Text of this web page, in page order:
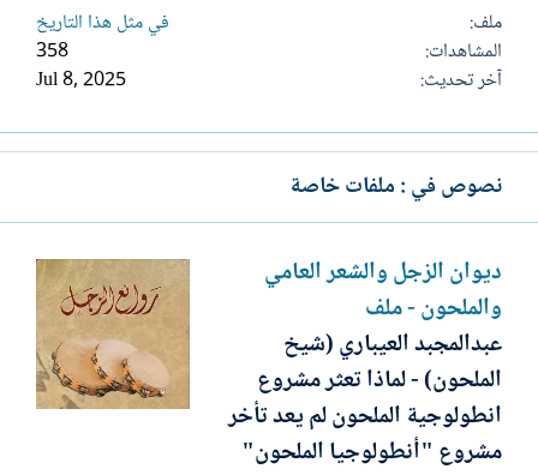
ملف
في مثل هذا التاريخ
المشاهدات
358
آخر تحديث
Jul 8, 2025
نصوص في : ملفات خاصة
ديوان الزجل والشعر العامي
والملحون - ملف
عبدالمجبد العيباري (شيخ
الملحون) - لماذا تعثر مشروع
انطولوجية الملحون لم يعد تأخر
مشروع "أنطولوجيا الملحون"